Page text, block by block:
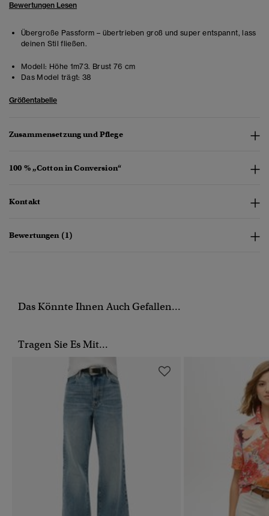
Bewertungen Lesen
Übergroße Passform – übertrieben groß und super entspannt, lass
deinen Stil fließen.
Modell: Höhe 1m73. Brust 76 cm
Das Model trägt: 38
Größentabelle
Zusammensetzung und Pflege
100 % „Cotton in Conversion“
Kontakt
Bewertungen (1)
Das Könnte Ihnen Auch Gefallen...
Tragen Sie Es Mit...